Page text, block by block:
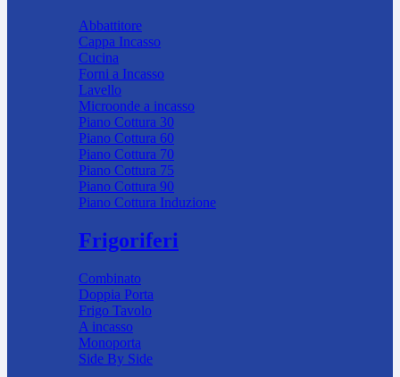
Abbattitore
Cappa Incasso
Cucina
Forni a Incasso
Lavello
Microonde a incasso
Piano Cottura 30
Piano Cottura 60
Piano Cottura 70
Piano Cottura 75
Piano Cottura 90
Piano Cottura Induzione
Frigoriferi
Combinato
Doppia Porta
Frigo Tavolo
A incasso
Monoporta
Side By Side